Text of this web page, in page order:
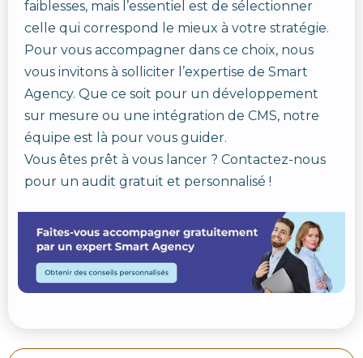
faiblesses, mais l’essentiel est de sélectionner
celle qui correspond le mieux à votre stratégie.
Pour vous accompagner dans ce choix, nous
vous invitons à solliciter l’expertise de Smart
Agency. Que ce soit pour un développement
sur mesure ou une intégration de CMS, notre
équipe est là pour vous guider.
Vous êtes prêt à vous lancer ? Contactez-nous
pour un audit gratuit et personnalisé !